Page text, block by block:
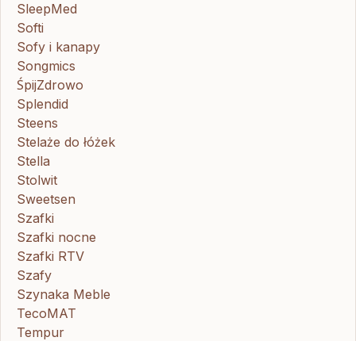
SleepMed
Softi
Sofy i kanapy
Songmics
ŚpijZdrowo
Splendid
Steens
Stelaże do łóżek
Stella
Stolwit
Sweetsen
Szafki
Szafki nocne
Szafki RTV
Szafy
Szynaka Meble
TecoMAT
Tempur